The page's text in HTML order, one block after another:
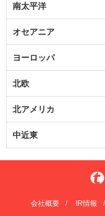
南太平洋
オセアニア
ヨーロッパ
北欧
北アメリカ
中近東
会社概要 IR情報